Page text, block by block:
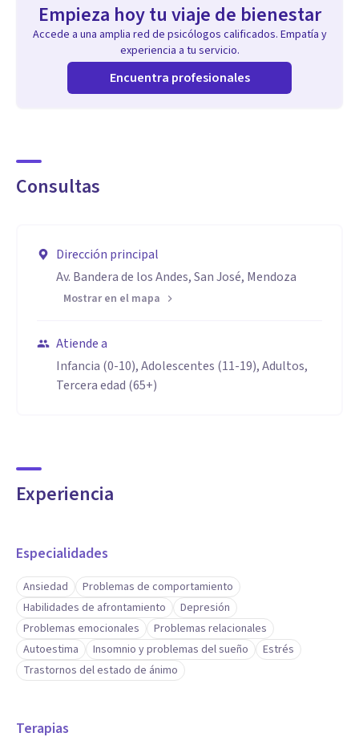
Empieza hoy tu viaje de bienestar
Accede a una amplia red de psicólogos calificados. Empatía y
experiencia a tu servicio.
Encuentra profesionales
Consultas
Dirección principal
Av. Bandera de los Andes, San José, Mendoza
Mostrar en el mapa
Atiende a
Infancia (0-10), Adolescentes (11-19), Adultos,
Tercera edad (65+)
Experiencia
Especialidades
Ansiedad
Problemas de comportamiento
Habilidades de afrontamiento
Depresión
Problemas emocionales
Problemas relacionales
Autoestima
Insomnio y problemas del sueño
Estrés
Trastornos del estado de ánimo
Terapias